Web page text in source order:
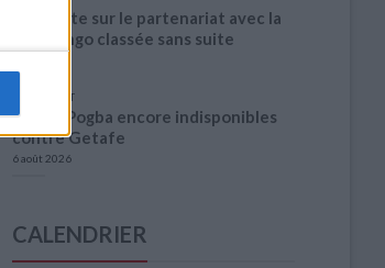
La plainte sur le partenariat avec la
R.D. Congo classée sans suite
1 COMMENT
Fati et Pogba encore indisponibles
contre Getafe
6 août 2026
CALENDRIER